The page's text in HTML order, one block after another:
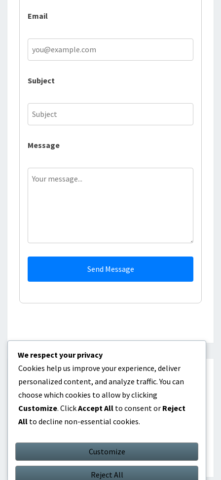
Email
Subject
Message
Send Message
ラインアップ構築
We respect your privacy
Cookies help us improve your experience, deliver
personalized content, and analyze traffic. You can
choose which cookies to allow by clicking
Customize. ClickAccept All to consent or Reject
All to decline non-essential cookies.
Customize
Reject All